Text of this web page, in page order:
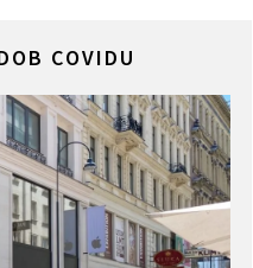
COVIDU